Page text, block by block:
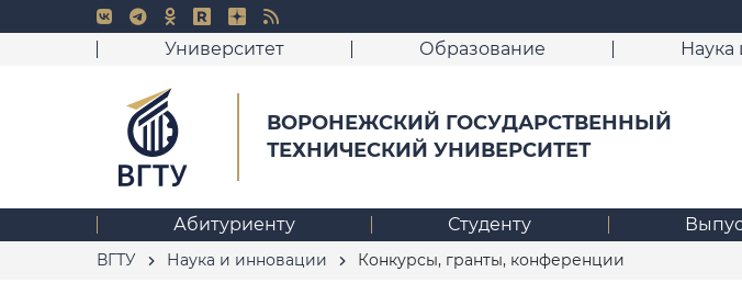
Университет Образование
ВОРОНЕЖСКИЙ ГОСУДАРСТВЕННЫЙ
ТЕХНИЧЕСКИЙ УНИВЕРСИТЕТ
Абитуриенту Студенту
ВГТУ Наука и инновации Конкурсы, гранты, конференции